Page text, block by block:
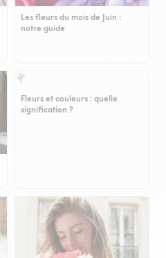
Les fleurs du mois de Juin :
notre guide
Fleurs et couleurs : quelle
signification ?